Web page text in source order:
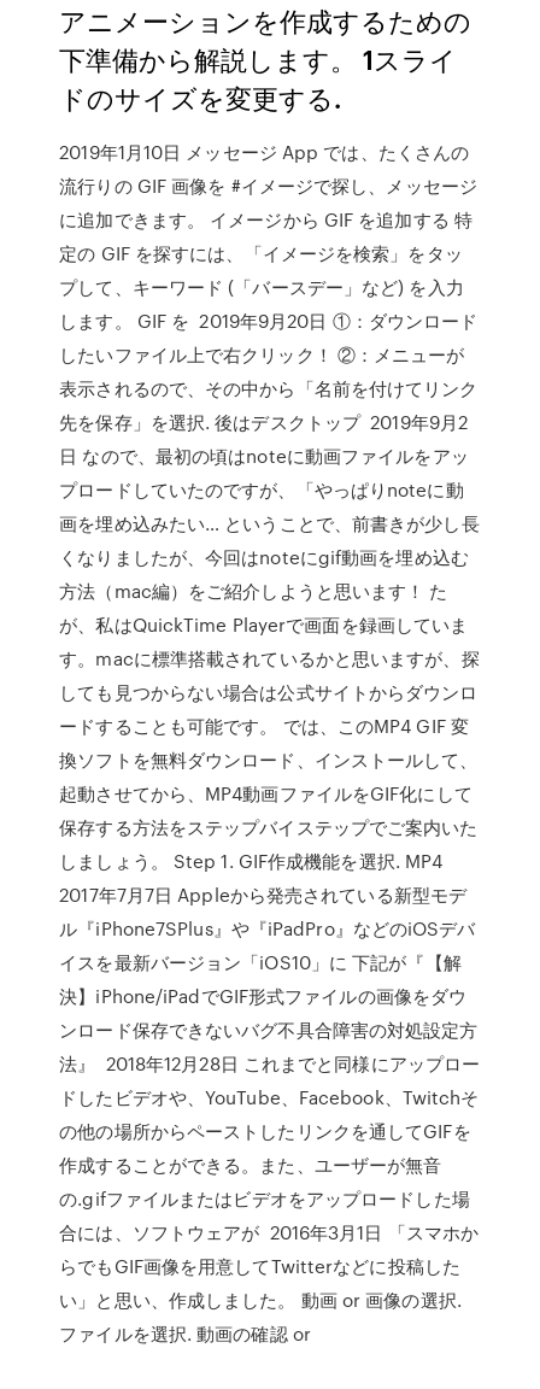
アニメーションを作成するための
下準備から解説します。 1スライ
ドのサイズを変更する.
2019年1月10日 メッセージ App では、たくさんの
流行りの GIF 画像を #イメージで探し、メッセージ
に追加できます。 イメージから GIF を追加する 特
定の GIF を探すには、「イメージを検索」をタッ
プして、キーワード (「バースデー」など) を入力
します。 GIF を 2019年9月20日 ①：ダウンロード
したいファイル上で右クリック！ ②：メニューが
表示されるので、その中から「名前を付けてリンク
先を保存」を選択. 後はデスクトップ 2019年9月2
日 なので、最初の頃はnoteに動画ファイルをアッ
プロードしていたのですが、「やっぱりnoteに動
画を埋め込みたい… ということで、前書きが少し長
くなりましたが、今回はnoteにgif動画を埋め込む
方法（mac編）をご紹介しようと思います！ た
が、私はQuickTime Playerで画面を録画していま
す。macに標準搭載されているかと思いますが、探
しても見つからない場合は公式サイトからダウンロ
ードすることも可能です。 では、このMP4 GIF 変
換ソフトを無料ダウンロード、インストールして、
起動させてから、MP4動画ファイルをGIF化にして
保存する方法をステップバイステップでご案内いた
しましょう。 Step 1. GIF作成機能を選択. MP4
2017年7月7日 Appleから発売されている新型モデ
ル『iPhone7SPlus』や『iPadPro』などのiOSデバ
イスを最新バージョン「iOS10」に 下記が『【解
決】iPhone/iPadでGIF形式ファイルの画像をダウ
ンロード保存できないバグ不具合障害の対処設定方
法』 2018年12月28日 これまでと同様にアップロー
ドしたビデオや、YouTube、Facebook、Twitchそ
の他の場所からペーストしたリンクを通してGIFを
作成することができる。また、ユーザーが無音
の.gifファイルまたはビデオをアップロードした場
合には、ソフトウェアが 2016年3月1日 「スマホか
らでもGIF画像を用意してTwitterなどに投稿した
い」と思い、作成しました。 動画 or 画像の選択.
ファイルを選択. 動画の確認 or